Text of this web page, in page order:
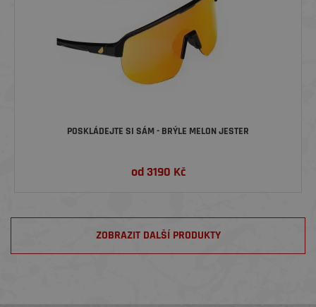
POSKLÁDEJTE SI SÁM - BRÝLE MELON JESTER
od3190 Kč
ZOBRAZIT DALŠÍ PRODUKTY